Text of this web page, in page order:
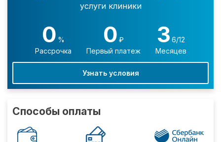
услуги клиники
0 %
Рассрочка
0 ₽
Первый платеж
3 6/12
Месяцев
Узнать условия
Способы оплаты